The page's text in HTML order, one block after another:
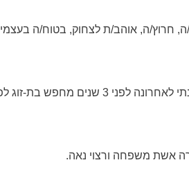
ה, חרוץ/ה, אוהב/ת לצחוק, בטוח/ה בעצמי
מחפש בת-זוג לפרק ב שאיפה
אשת משפחה ורצוי נאה.